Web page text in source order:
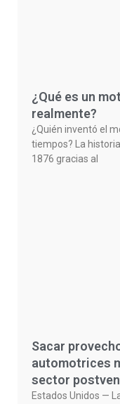
¿Qué es un
realmente?
¿Quién inventó el
tiempos? La
1876 gracias al
Sacar
automotrices
sector
Estados Unidos —